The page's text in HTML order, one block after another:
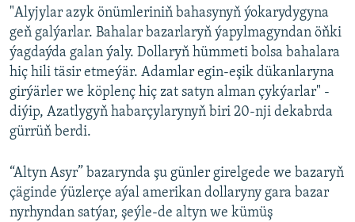
"Alyjylar azyk önümleriniň bahasynyň ýokarydygyna
geň galýarlar. Bahalar bazarlaryň ýapylmagyndan öňki
ýagdaýda galan ýaly. Dollaryň hümmeti bolsa bahalara
hiç hili täsir etmeýär. Adamlar egin-eşik dükanlaryna
girýärler we köplenç hiç zat satyn alman çykýarlar" -
diýip, Azatlygyň habarçylarynyň biri 20-nji dekabrda
gürrüň berdi.
“Altyn Asyr” bazarynda şu günler girelgede we bazaryň
çäginde ýüzlerçe aýal amerikan dollaryny gara bazar
nyrhyndan satýar, şeýle-de altyn we kümüş